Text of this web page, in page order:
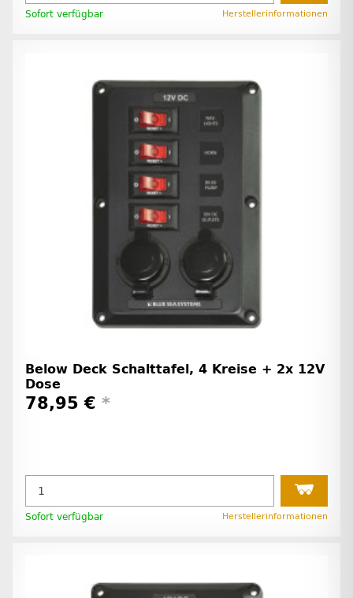
Sofort verfügbar Herstellerinformationen
Below Deck Schalttafel, 4 Kreise + 2x 12V
Dose
78,95 € *
Sofort verfügbar Herstellerinformationen